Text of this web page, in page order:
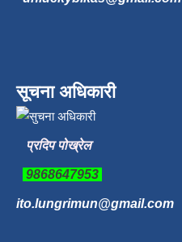
सूचना अधिकारी
प्रदिप पोख्रेल
9868647953
ito.lungrimun@gmail.com